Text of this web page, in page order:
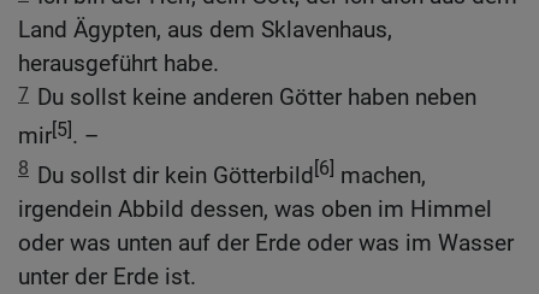
Land Ägypten, aus dem Sklavenhaus,
herausgeführt habe.
7 Du sollst keine anderen Götter haben neben
mir[5]. –
8 Du sollst dir kein Götterbild[6] machen,
irgendein Abbild dessen, was oben im Himmel
oder was unten auf der Erde oder was im Wasser
unter der Erde ist.